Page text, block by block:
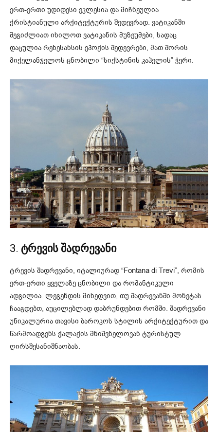
ერთ-ერთი უდიდესი ეკლესია და მიჩნეულია
ქრისტიანული არქიტექტურის შედევრად. ვატიკანში
შეგიძლიათ იხილოთ ვატიკანის მუზეუმები, სადაც
დაცულია რენესანსის ეპოქის შედევრები, მათ შორის
მიქელანჯელოს ცნობილი “სიქსტინის კაპელის” ჭერი.
3. ტრევის შადრევანი
ტრევის შადრევანი, იტალიურად “Fontana di Trevi”, რომის
ერთ-ერთი ყველაზე ცნობილი და რომანტიკული
ადგილია. ლეგენდის მიხედვით, თუ შადრევანში მონეტას
ჩააგდებთ, აუცილებლად დაბრუნდებით რომში. შადრევანი
უნიკალურია თავისი ბაროკოს სტილის არქიტექტურით და
წარმოადგენს ქალაქის მნიშვნელოვან ტურისტულ
ღირსშესანიშნაობას.